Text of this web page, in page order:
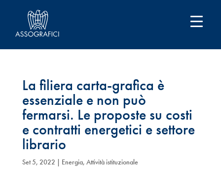
La filiera carta-grafica è
essenziale e non può
fermarsi. Le proposte su costi
e contratti energetici e settore
librario
Set 5, 2022 | Energia, Attività istituzionale